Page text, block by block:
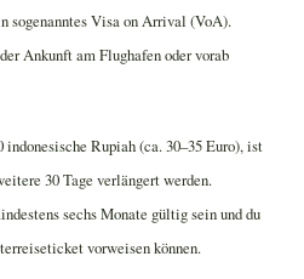
sogenanntes Visa on Arrival (VoA).
Ankunft am Flughafen oder vorab
Rupiah (ca. 30–35 Euro), ist
30 Tage verlängert werden.
sechs Monate gültig sein und du
vorweisen können.